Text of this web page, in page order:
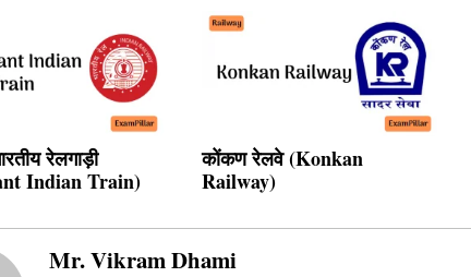
रेलगाड़ी
Indian Train)
कोंकण रेलवे (Konkan
Railway)
Mr. Vikram Dhami